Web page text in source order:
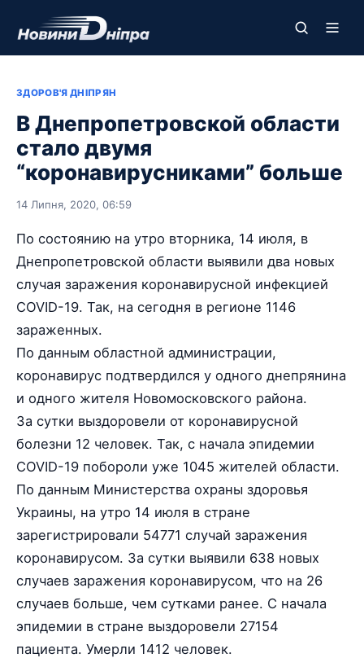
ЗДОРОВ'Я ДНІПРЯН
В Днепропетровской области
стало двумя
“коронавирусниками” больше
14 Липня, 2020, 06:59
По состоянию на утро вторника, 14 июля, в
Днепропетровской области выявили два новых
случая заражения коронавирусной инфекцией
COVID-19. Так, на сегодня в регионе 1146
зараженных.
По данным областной администрации,
коронавирус подтвердился у одного днепрянина
и одного жителя Новомосковского района.
За сутки выздоровели от коронавирусной
болезни 12 человек. Так, с начала эпидемии
COVID-19 побороли уже 1045 жителей области.
По данным Министерства охраны здоровья
Украины, на утро 14 июля в стране
зарегистрировали 54771 случай заражения
коронавирусом. За сутки выявили 638 новых
случаев заражения коронавирусом, что на 26
случаев больше, чем сутками ранее. С начала
эпидемии в стране выздоровели 27154
пациента. Умерли 1412 человек.